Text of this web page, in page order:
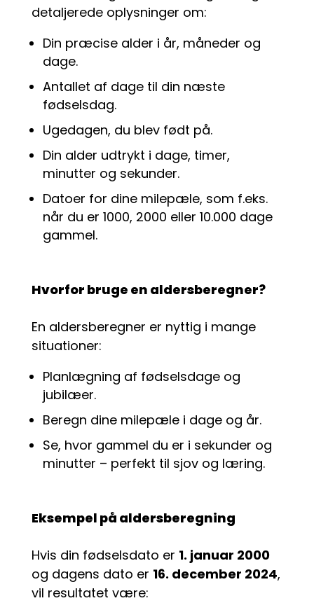
detaljerede oplysninger om:
Din præcise alder i år, måneder og
dage.
Antallet af dage til din næste
fødselsdag.
Ugedagen, du blev født på.
Din alder udtrykt i dage, timer,
minutter og sekunder.
Datoer for dine milepæle, som f.eks.
når du er 1000, 2000 eller 10.000 dage
gammel.
Hvorfor bruge en aldersberegner?
En aldersberegner er nyttig i mange
situationer:
Planlægning af fødselsdage og
jubilæer.
Beregn dine milepæle i dage og år.
Se, hvor gammel du er i sekunder og
minutter – perfekt til sjov og læring.
Eksempel på aldersberegning
Hvis din fødselsdato er 1. januar 2000
og dagens dato er 16. december 2024,
vil resultatet være: